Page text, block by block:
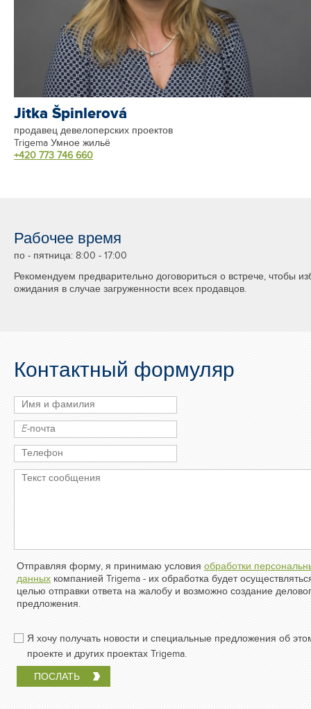
Jitka Špinlerová
продавец девелоперских проектов
Trigema Умное жильё
+420 773 746 660
Рабочее время
по - пятница: 8:00 - 17:00
Рекомендуем предварительно договориться о встрече, чтобы
ожидания в случае загруженности всех продавцов.
Контактный формуляр
Отправляя форму, я принимаю условия обработки
данных компанией Trigema - их обработка будет
целью отправки ответа на жалобу и возможно создание
предложения.
Я хочу получать новости и специальные предложения об
проекте и других проектах Trigema.